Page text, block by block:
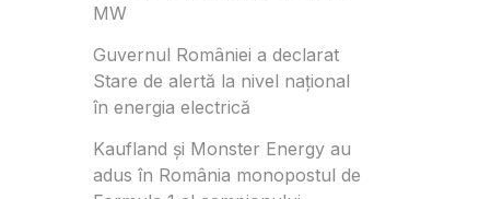
MW
Guvernul României a declarat
Stare de alertă la nivel național
în energia electrică
Kaufland și Monster Energy au
adus în România monopostul de